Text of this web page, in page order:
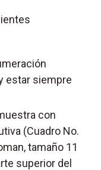
estar siempre
con
(Cuadro No.
tamaño 11
superior del